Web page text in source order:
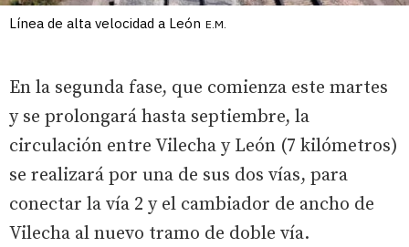
Línea de alta velocidad a León E.M.
En la segunda fase, que comienza este martes
y se prolongará hasta septiembre, la
circulación entre Vilecha y León (7 kilómetros)
se realizará por una de sus dos vías, para
conectar la vía 2 y el cambiador de ancho de
Vilecha al nuevo tramo de doble vía.